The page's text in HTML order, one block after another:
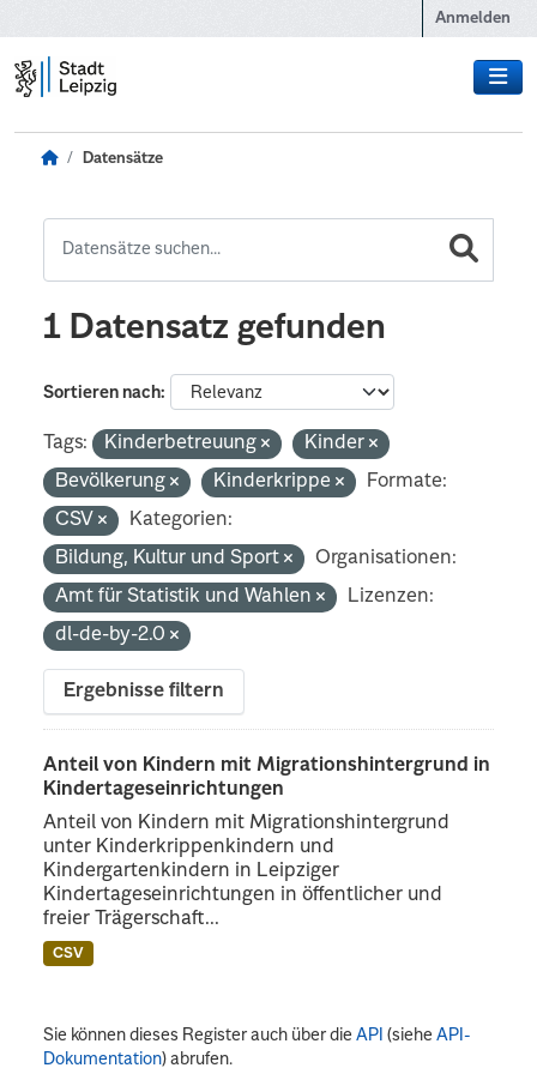
Anmelden
Datensätze
1 Datensatz gefunden
Sortieren nach
Tags: Kinderbetreuung
Kinder
Bevölkerung
Kinderkrippe
Formate:
CSV
Kategorien:
Bildung, Kultur und Sport
Organisationen:
Amt für Statistik und Wahlen
Lizenzen:
dl-de-by-2.0
Ergebnisse filtern
Anteil von Kindern mit Migrationshintergrund in
Kindertageseinrichtungen
Anteil von Kindern mit Migrationshintergrund
unter Kinderkrippenkindern und
Kindergartenkindern in Leipziger
Kindertageseinrichtungen in öffentlicher und
freier Trägerschaft...
CSV
Sie können dieses Register auch über dieAPI (sieheAPI-
Dokumentation) abrufen.